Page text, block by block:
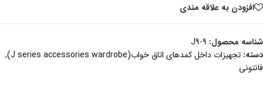
افزودن به علاقه مندی
شناسه محصول: J9-9
دسته: تجهیزات داخل کمدهای اتاق خواب(J series accessories wardrobe)
,
فانتونی